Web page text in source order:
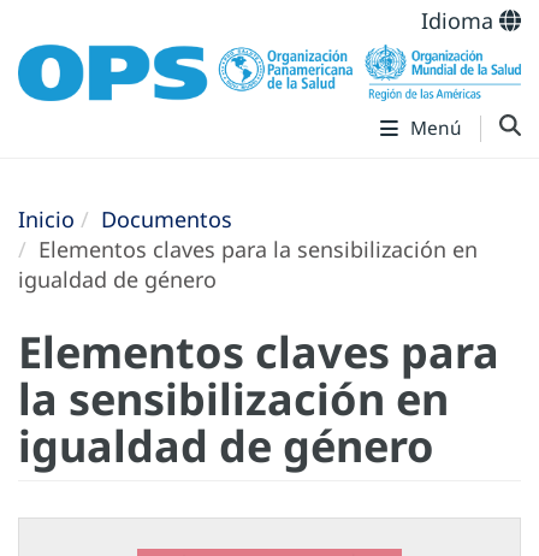
Idioma
Menú
Inicio
Documentos
Elementos claves para la sensibilización en
igualdad de género
Elementos claves para
la sensibilización en
igualdad de género